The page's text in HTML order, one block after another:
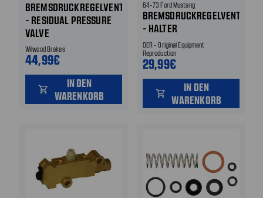
BREMSDRUCKREGELVENTIL
- RESIDUAL PRESSURE
VALVE
Wilwood Brakes
44,99€
shopping_cart
IN DEN
WARENKORB
64-73 Ford Mustang
BREMSDRUCKREGELVENTIL
- HALTER
OER - Original Equipment
Reproduction
29,99€
shopping_cart
IN DEN
WARENKORB